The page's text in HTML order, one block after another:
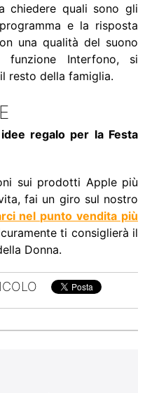
chiedere quali sono gli
e la risposta
una qualità del suono
funzione Interfono, si
resto della famiglia.
regalo per la Festa
sui prodotti Apple più
fai un giro sul nostro
nel punto vendita più
ti consiglierà il
Donna.